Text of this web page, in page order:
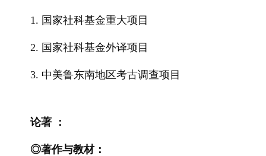
1. 国家社科基金重大项目
2. 国家社科基金外译项目
3. 中美鲁东南地区考古调查项目
论著 ：
◎著作与教材：